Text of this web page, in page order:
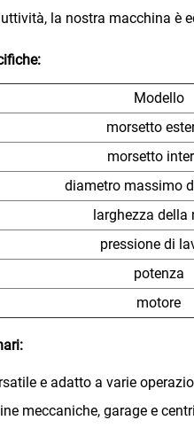
la nostra macchina è
Modello
morsetto
morsetto
diametro massimo
larghezza della
pressione di
potenza
motore
e adatto a varie
meccaniche, garage e